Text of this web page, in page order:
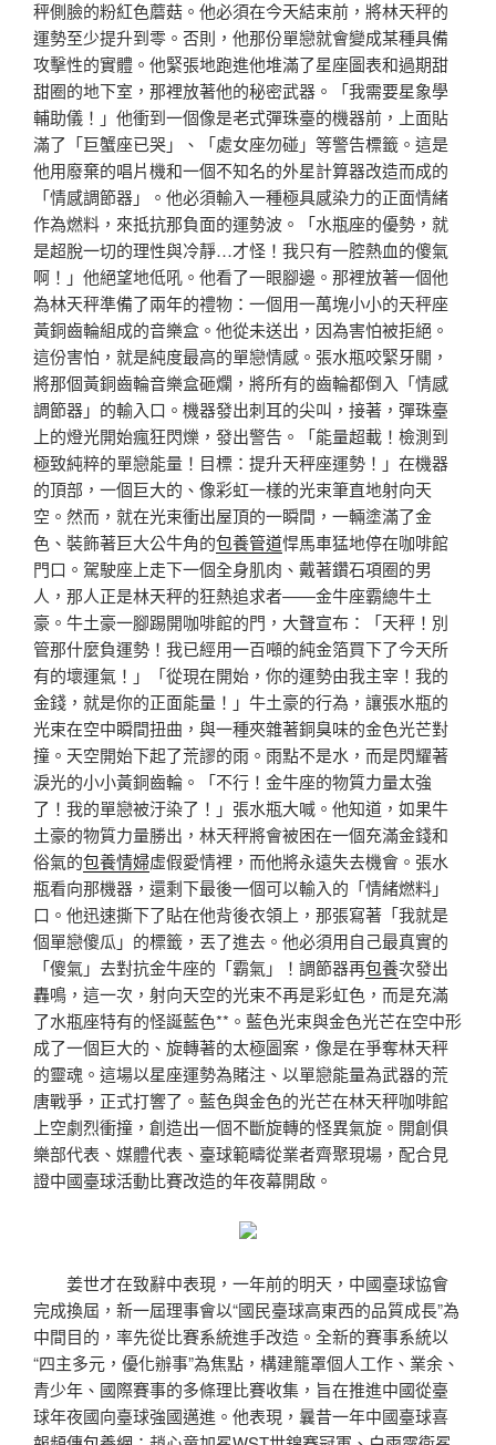
秤側臉的粉紅色蘑菇。他必須在今天結束前，將林天秤的
運勢至少提升到零。否則，他那份單戀就會變成某種具備
攻擊性的實體。他緊張地跑進他堆滿了星座圖表和過期甜
甜圈的地下室，那裡放著他的秘密武器。「我需要星象學
輔助儀！」他衝到一個像是老式彈珠臺的機器前，上面貼
滿了「巨蟹座已哭」、「處女座勿碰」等警告標籤。這是
他用廢棄的唱片機和一個不知名的外星計算器改造而成的
「情感調節器」。他必須輸入一種極具感染力的正面情緒
作為燃料，來抵抗那負面的運勢波。「水瓶座的優勢，就
是超脫一切的理性與冷靜…才怪！我只有一腔熱血的傻氣
啊！」他絕望地低吼。他看了一眼腳邊。那裡放著一個他
為林天秤準備了兩年的禮物：一個用一萬塊小小的天秤座
黃銅齒輪組成的音樂盒。他從未送出，因為害怕被拒絕。
這份害怕，就是純度最高的單戀情感。張水瓶咬緊牙關，
將那個黃銅齒輪音樂盒砸爛，將所有的齒輪都倒入「情感
調節器」的輸入口。機器發出刺耳的尖叫，接著，彈珠臺
上的燈光開始瘋狂閃爍，發出警告。「能量超載！檢測到
極致純粹的單戀能量！目標：提升天秤座運勢！」在機器
的頂部，一個巨大的、像彩虹一樣的光束筆直地射向天
空。然而，就在光束衝出屋頂的一瞬間，一輛塗滿了金
色、裝飾著巨大公牛角的包養管道悍馬車猛地停在咖啡館
門口。駕駛座上走下一個全身肌肉、戴著鑽石項圈的男
人，那人正是林天秤的狂熱追求者——金牛座霸總牛土
豪。牛土豪一腳踢開咖啡館的門，大聲宣布：「天秤！別
管那什麼負運勢！我已經用一百噸的純金箔買下了今天所
有的壞運氣！」「從現在開始，你的運勢由我主宰！我的
金錢，就是你的正面能量！」牛土豪的行為，讓張水瓶的
光束在空中瞬間扭曲，與一種夾雜著銅臭味的金色光芒對
撞。天空開始下起了荒謬的雨。雨點不是水，而是閃耀著
淚光的小小黃銅齒輪。「不行！金牛座的物質力量太強
了！我的單戀被汙染了！」張水瓶大喊。他知道，如果牛
土豪的物質力量勝出，林天秤將會被困在一個充滿金錢和
俗氣的包養情婦虛假愛情裡，而他將永遠失去機會。張水
瓶看向那機器，還剩下最後一個可以輸入的「情緒燃料」
口。他迅速撕下了貼在他背後衣領上，那張寫著「我就是
個單戀傻瓜」的標籤，丟了進去。他必須用自己最真實的
「傻氣」去對抗金牛座的「霸氣」！調節器再包養次發出
轟鳴，這一次，射向天空的光束不再是彩虹色，而是充滿
了水瓶座特有的怪誕藍色**。藍色光束與金色光芒在空中形
成了一個巨大的、旋轉著的太極圖案，像是在爭奪林天秤
的靈魂。這場以星座運勢為賭注、以單戀能量為武器的荒
唐戰爭，正式打響了。藍色與金色的光芒在林天秤咖啡館
上空劇烈衝撞，創造出一個不斷旋轉的怪異氣旋。開創俱
樂部代表、媒體代表、臺球範疇從業者齊聚現場，配合見
證中國臺球活動比賽改造的年夜幕開啟。
姜世才在致辭中表現，一年前的明天，中國臺球協會
完成換屆，新一屆理事會以“國民臺球高東西的品質成長”為
中間目的，率先從比賽系統進手改造。全新的賽事系統以
“四主多元，優化辦事”為焦點，構建籠罩個人工作、業余、
青少年、國際賽事的多條理比賽收集，旨在推進中國從臺
球年夜國向臺球強國邁進。他表現，曩昔一年中國臺球喜